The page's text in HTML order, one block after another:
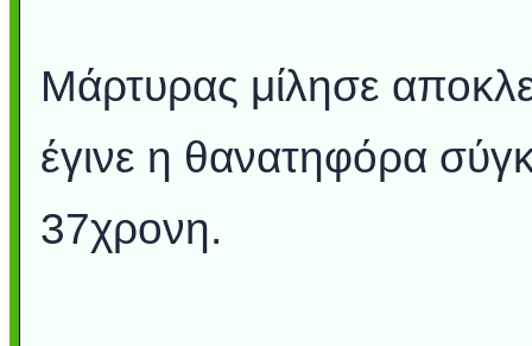
Μάρτυρας μίλησε
έγινε η θανατηφόρα
37χρονη.